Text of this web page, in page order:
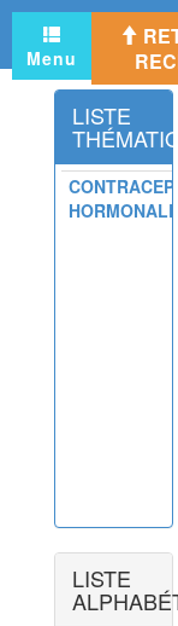
Menu
LISTE
HORMONALE
LISTE
MEDICAL
ET
SANGUINES
- CONSEILS
HORMONALE